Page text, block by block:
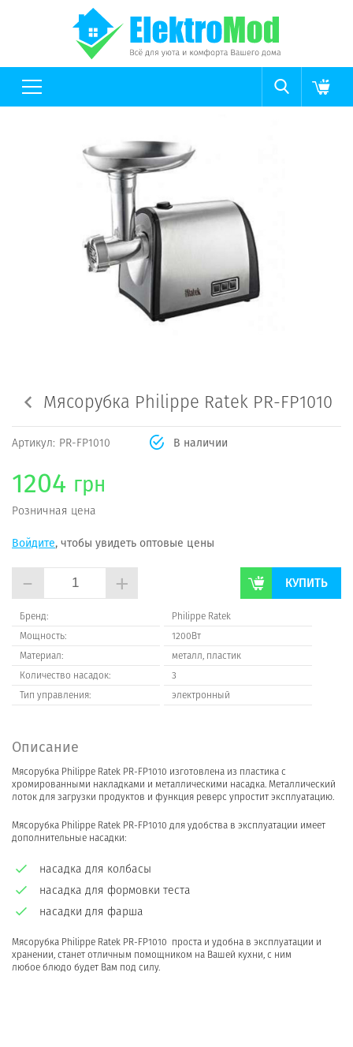
Мясорубка Philippe Ratek PR-FP1010
Артикул: PR-FP1010 В наличии
1204 грн
Розничная цена
Войдите, чтобы увидеть оптовые цены
- + КУПИТЬ
Бренд:
Philippe Ratek
Мощность:
1200Вт
Материал:
металл, пластик
Количество насадок:
3
Тип управления:
электронный
Описание
Мясорубка Philippe Ratek PR-FP1010 изготовлена из пластика с
хромированными накладками и металлическими насадка. Металлический
лоток для загрузки продуктов и функция реверс упростит эксплуатацию.
Мясорубка Philippe Ratek PR-FP1010 для удобства в эксплуатации имеет
дополнительные насадки:
насадка для колбасы
насадка для формовки теста
насадки для фарша
Мясорубка Philippe Ratek PR-FP1010 проста и удобна в эксплуатации и
хранении, станет отличным помощником на Вашей кухни, с ним
любое блюдо будет Вам под силу.